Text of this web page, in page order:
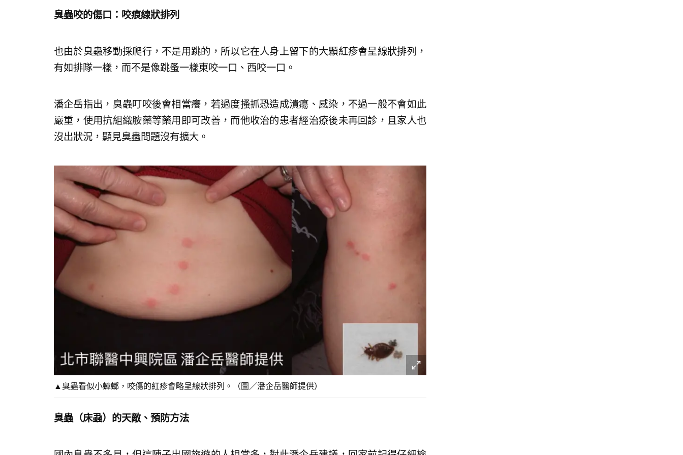
臭蟲咬的傷口：咬痕線狀排列
也由於臭蟲移動採爬行，不是用跳的，所以它在人身上留下的大顆紅疹會呈線狀排列，
有如排隊一樣，而不是像跳蚤一樣東咬一口、西咬一口。
潘企岳指出，臭蟲叮咬後會相當癢，若過度搔抓恐造成潰瘍、感染，不過一般不會如此
嚴重，使用抗組織胺藥等藥用即可改善，而他收治的患者經治療後未再回診，且家人也
沒出狀況，顯見臭蟲問題沒有擴大。
▲臭蟲看似小蟑螂，咬傷的紅疹會略呈線狀排列。（圖／潘企岳醫師提供）
臭蟲（床蝨）的天敵、預防方法